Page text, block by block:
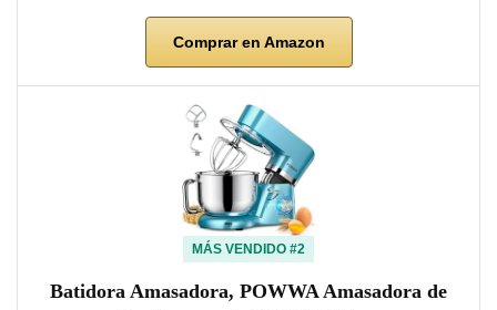
Comprar en Amazon
MÁS VENDIDO #2
Batidora Amasadora, POWWA Amasadora de